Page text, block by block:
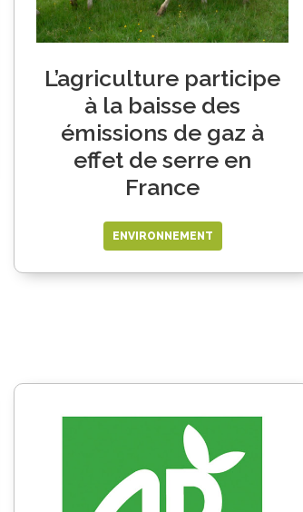
L’agriculture participe
à la baisse des
émissions de gaz à
effet de serre en
France
ENVIRONNEMENT